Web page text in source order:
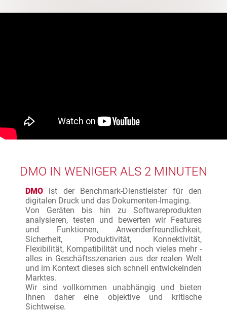
DMO IN WENIGER ALS 2 MINUTEN
DMO ist der Benchmark-Dienstleister für den
digitalen Druck und das Dokumenten-Imaging.
Von Geräten bis hin zu Softwareprodukten
analysieren, testen und bewerten wir Features
und Funktionen, Anwenderfreundlichkeit,
Sicherheit, Produktivität, Konnektivität,
Flexibilität, Kompatibilität und noch vieles mehr -
alles in Geschäftsszenarien aus der realen Welt
und im Kontext dieses sich schnell entwickelnden
Marktes.
Wir sind vollkommen unabhängig und bieten
Ihnen daher eine objektive und kritische
Sichtweise.